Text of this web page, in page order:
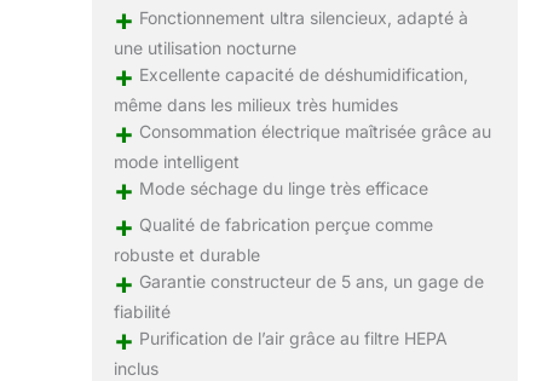
+ Fonctionnement ultra silencieux, adapté à
une utilisation nocturne
+ Excellente capacité de déshumidification,
même dans les milieux très humides
+ Consommation électrique maîtrisée grâce au
mode intelligent
+ Mode séchage du linge très efficace
+ Qualité de fabrication perçue comme
robuste et durable
+ Garantie constructeur de 5 ans, un gage de
fiabilité
+ Purification de l’air grâce au filtre HEPA
inclus